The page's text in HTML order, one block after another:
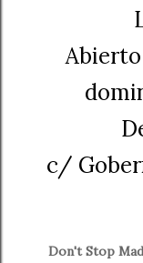
c/
Don't Stop